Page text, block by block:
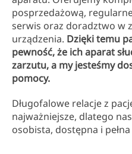
posprzedażową,
serwis oraz doradztwo w
urządzenia. Dzięki temu
pewność, że ich aparat
zarzutu, a my jesteśmy
pomocy.
Długofalowe relacje z
najważniejsze, dlatego
osobista, dostępna i